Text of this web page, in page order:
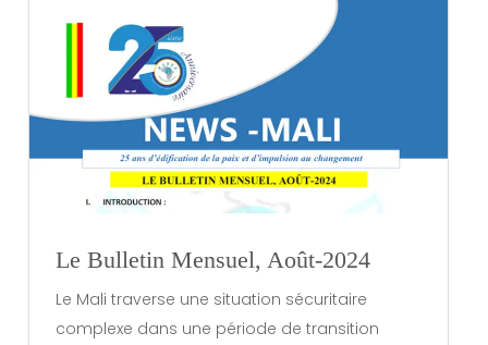
Le Bulletin Mensuel, Août-2024
Le Mali traverse une situation sécuritaire
complexe dans une période de transition